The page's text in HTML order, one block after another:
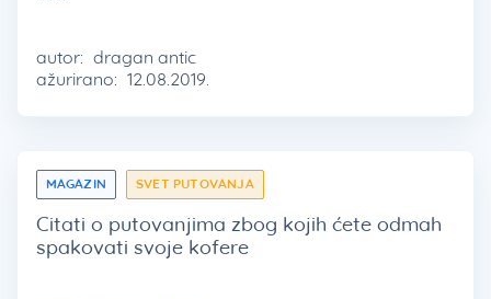
autor: dragan antic
ažurirano: 12.08.2019.
MAGAZIN SVET PUTOVANJA
Citati o putovanjima zbog kojih ćete odmah
spakovati svoje kofere